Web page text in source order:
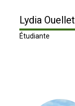
Lydia Ouellet
Étudiante